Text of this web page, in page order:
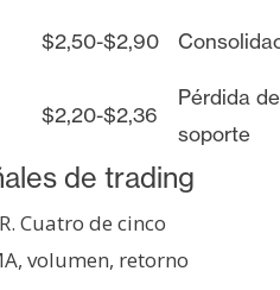
$2,50-$2,90
$2,20-$2,36
Pérdida de
soporte
de trading
Cuatro de cinco
volumen, retorno